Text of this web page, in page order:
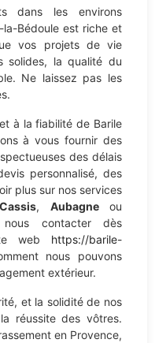
dans les environs
la-Bédoule est riche et
vos projets de vie
solides, la qualité du
Ne laissez pas les
à la fiabilité de Barile
à vous fournir des
des délais
personnalisé, des
plus sur nos services
, Aubagneou
contacter dès
web https://barile-
nous pouvons
extérieur.
et la solidité de nos
réussite des vôtres.
en Provence,